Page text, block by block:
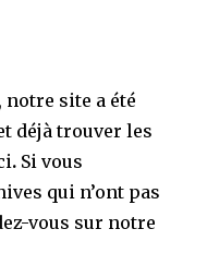
site a été
déjà trouver les
. Si vous
qui n’ont pas
vous sur notre